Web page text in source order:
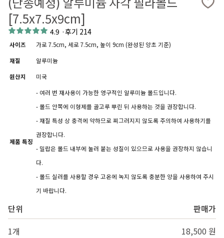
[7.5x7.5x9cm]
4.9 ·후기 214
사이즈
가로 7.5cm, 세로 7.5cm, 높이 9cm (완성된 양초 기준)
재질
알루미늄
원산지
미국
제품 특징
- 여러 번 재사용이 가능한 영구적인 알루미늄 몰드입니다.
- 몰드 안쪽에 이형제를 골고루 뿌린 뒤 사용하는 것을 권장합니다.
- 재질 특성 상 충격에 약하므로 찌그러지지 않도록 주의하여 사용하기를
권장합니다.
- 밀랍은 몰드 내부에 눌러 붙는 성질이 있으므로 사용을 권장하지 않습니
다.
- 몰드 실러를 사용할 경우 고온에 녹지 않도록 충분한 양을 사용하여 주시
기 바랍니다.
단위
판매가
1개
18,500 원